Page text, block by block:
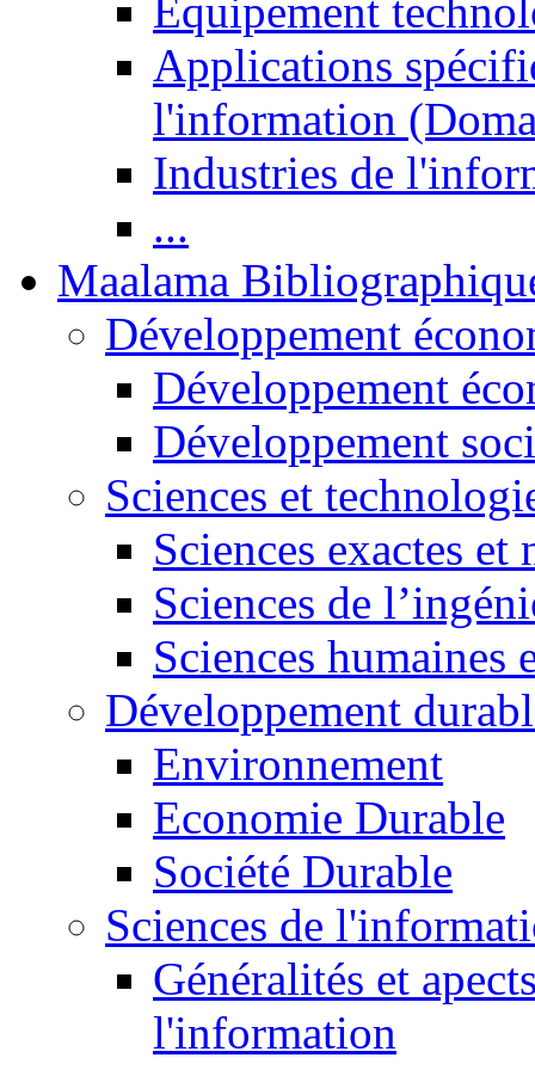
Equipement
Applications
l'information
Industries de
...
Maalama
Développement
Développement
Développement
Sciences et
Sciences exactes et
Sciences de
Sciences humaines
Développement
Environnement
Economie Durable
Société Durable
Sciences de
Généralités et
l'information